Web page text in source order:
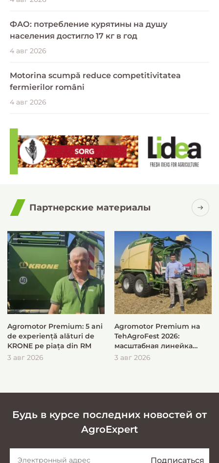
ФАО: потребление курятины на душу
населения достигло 17 кг в год
4 авг 2026
Motorina scumpă reduce competitivitatea
fermierilor români
4 авг 2026
Партнерские материалы
Agromotor Premium: 5 ani
de experiență alături de
KRONE pe piața din RM
3 авг 2026
Agromotor Premium на
TehAgroFest 2026:
масштабная линейка
KRONE для быстрой и
3 авг 2026
Будь в курсе последних новостей от
AgroExpert